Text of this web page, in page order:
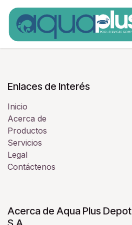
Ir al contenido
Enlaces de Interés
Inicio
Acerca de
Productos
Servicios
Legal
Contáctenos
Acerca de Aqua Plus